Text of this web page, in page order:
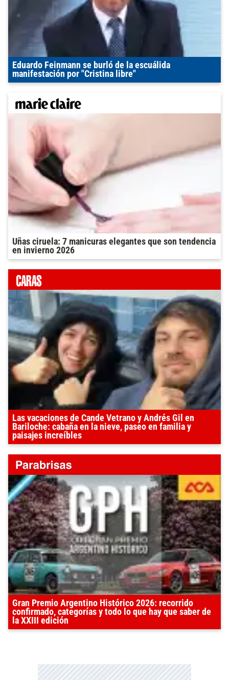
Eduardo Feinmann se burló de la escuálida
manifestación por "Cristina libre"
Uñas ciruela: 7 manicuras elegantes que son tendencia
en invierno 2026
Las vacaciones de Cande Vetrano y Andrés Gil en
Bariloche: cabaña en la nieve, paseo en familia y
paisajes increíbles
Gran Premio Argentino Histórico 2026: recorrido
confirmado, categorías y todo lo que hay que saber de
la XXIII edición